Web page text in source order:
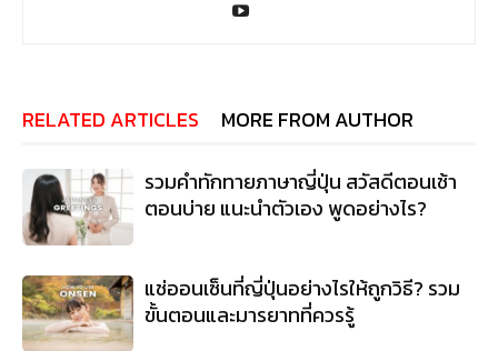
RELATED ARTICLES MORE FROM AUTHOR
รวมคําทักทายภาษาญี่ปุ่น สวัสดีตอนเช้า
ตอนบ่าย แนะนำตัวเอง พูดอย่างไร?
แช่ออนเซ็นที่ญี่ปุ่นอย่างไรให้ถูกวิธี? รวม
ขั้นตอนและมารยาทที่ควรรู้